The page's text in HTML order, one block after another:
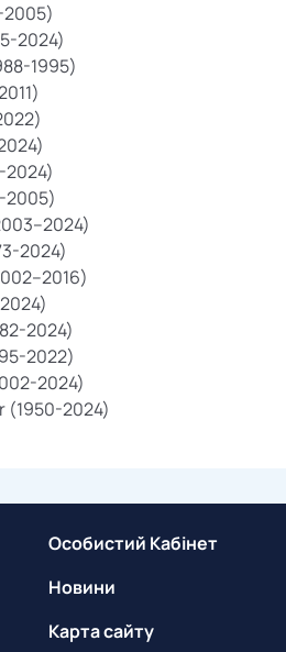
2005)
2024)
1995)
2024)
2005)
2024)
2024)
2022)
2024)
(1950-2024)
Особистий Кабінет
Новини
Карта сайту